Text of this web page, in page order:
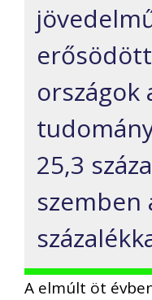
országok
25,3
szemben
A elmúlt öt